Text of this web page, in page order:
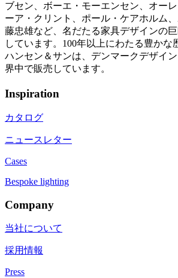
ブセン、ボーエ・モーエンセン、オー
ーア・クリント、ポール・ケアホルム
藤忠雄など、名だたる家具デザインの
しています。100年以上にわたる豊かな
ハンセン＆サンは、デンマークデザイ
界中で販売しています。
Inspiration
カタログ
ニュースレター
Cases
Bespoke lighting
Company
当社について
採用情報
Press